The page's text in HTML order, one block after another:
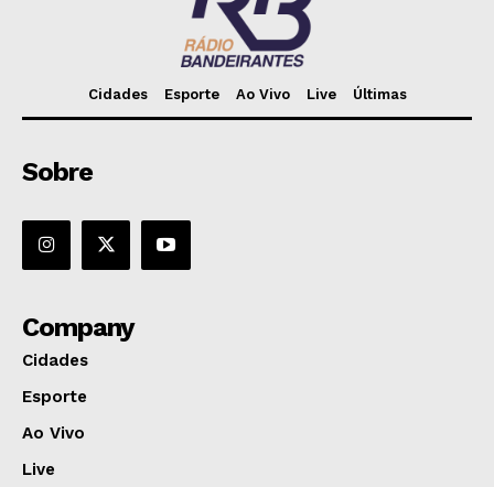
Cidades Esporte Ao Vivo Live Últimas
Sobre
Company
Cidades
Esporte
Ao Vivo
Live